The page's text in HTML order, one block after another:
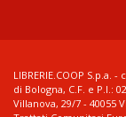
LIBRERIE.COOP
di Bologna, C.F. e P.I.:
Villanova, 29/7 - 40055